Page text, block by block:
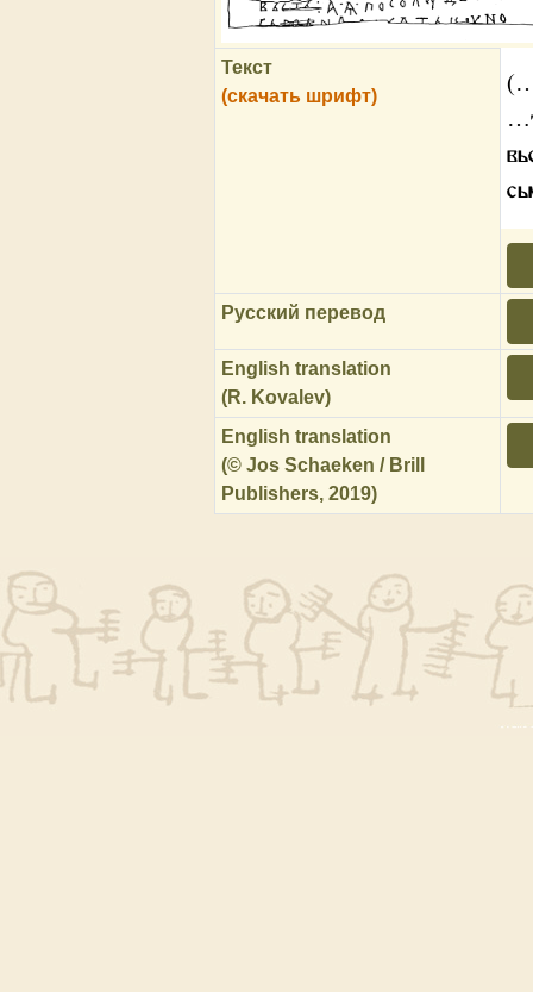
Текст
(скачать шрифт)
Русский перевод
English translation
(R. Kovalev)
English translation
(© Jos Schaeken / Brill
Publishers, 2019)